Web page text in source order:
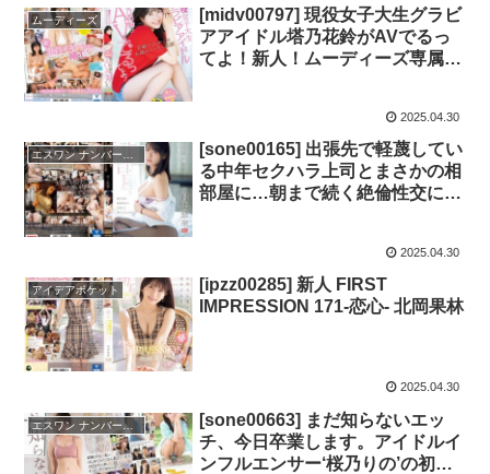
アルガチドキュメント
ムーディーズ
[midv00797] 現役女子大生グラビ
アアイドル塔乃花鈴がAVでるっ
てよ！新人！ムーディーズ専属解
2025.04.30
エスワン ナンバーワンスタイル
[sone00165] 出張先で軽蔑してい
る中年セクハラ上司とまさかの相
部屋に…朝まで続く絶倫性交に不
2025.04.30
アイデアポケット
[ipzz00285] 新人 FIRST
IMPRESSION 171-恋心- 北岡果林
2025.04.30
エスワン ナンバーワンスタイル
[sone00663] まだ知らないエッ
チ、今日卒業します。アイドルイ
ンフルエンサー‘桜乃りの’の初・